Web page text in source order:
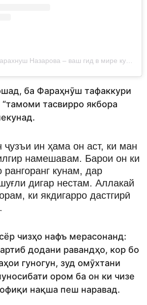
ба Фараҳнӯш тафаккури
тасвирро якбора
ҷузъи ин ҳама он аст, ки ман
намешавам. Барои он ки
рангоранг кунам, дар
дигар нестам. Аллакай
ки якдигарро дастгирӣ
чизҳо нафъ мерасонанд:
додани равандҳо, кор бо
гуногун, зуд омӯхтани
ором ба он ки чизе
нақша пеш наравад.